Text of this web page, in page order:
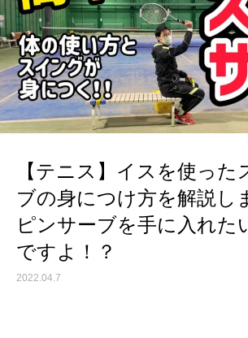
【テニス】イスを使った
ブの身につけ方を解説し
ピンサーブを手に入れた
ですよ！？
2022.04.7